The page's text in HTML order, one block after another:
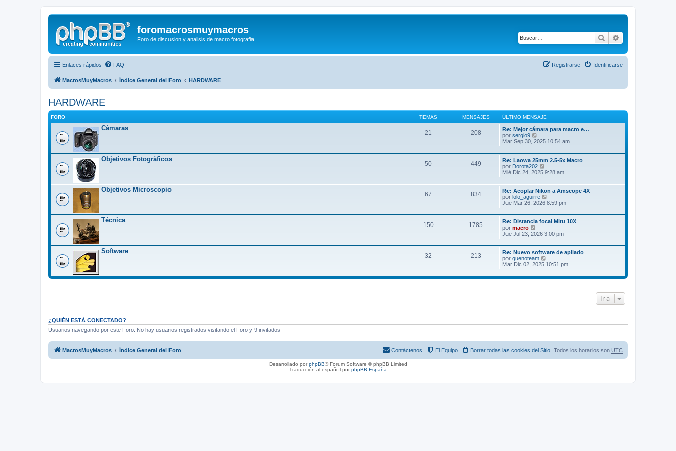
foromacrosmuymacros
Foro de discusion y analisis de macro fotografia Buscar
Enlaces rápidos FAQ Identificarse
Registrarse
MacrosMuyMacros Índice General del Foro HARDWARE
HARDWARE
FORO TEMAS MENSAJES ÚLTIMO MENSAJE
Cámaras
21 208
Re: Mejor cámara para macro e…
por sergio9
e
ú
l
t
i
o
m
e
n
a
e
Mar Sep 30, 2025 10:54 am
Objetivos Fotogràficos
50 449
Re: Laowa 25mm 2.5-5x Macro
por Dorota202
e
ú
l
t
i
o
m
n
a
j
e
Mié Dic 24, 2025 9:28 am
Objetivos Microscopio
67 834
Re: Acoplar Nikon a Amscope 4X
por lolo_aguirre
e
ú
l
i
o
m
n
a
j
Jue Mar 26, 2026 8:59 pm
Técnica
150 1785
Re: Distancia focal Mitu 10X
por macro
e
ú
l
t
i
o
Jue Jul 23, 2026 3:00 pm
Software
32 213
Re: Nuevo software de apilado
por quenoteam
e
ú
n
j
e
Mar Dic 02, 2025 10:51 pm
Ir a
¿QUIÉN ESTÁ CONECTADO?
Usuarios navegando por este Foro: No hay usuarios registrados visitando el Foro y 9 invitados
MacrosMuyMacros Índice General del Foro Todos los horarios son UTC
Borrar todas las cookies del Sitio
El Equipo
Contáctenos
Desarrollado porphpBB® Forum Software © phpBB Limited
Traducción al español porphpBB España